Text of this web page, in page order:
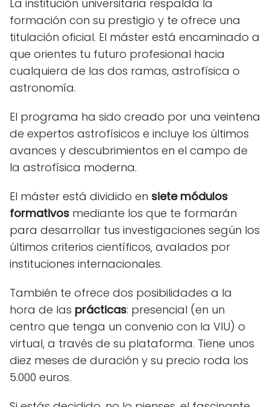
La institución universitaria respalda la
formación con su prestigio y te ofrece una
titulación oficial. El máster está encaminado a
que orientes tu futuro profesional hacia
cualquiera de las dos ramas, astrofísica o
astronomía.
El programa ha sido creado por una veintena
de expertos astrofísicos e incluye los últimos
avances y descubrimientos en el campo de
la astrofísica moderna.
El máster está dividido en siete módulos
formativos mediante los que te formarán
para desarrollar tus investigaciones según los
últimos criterios científicos, avalados por
instituciones internacionales.
También te ofrece dos posibilidades a la
hora de las prácticas: presencial (en un
centro que tenga un convenio con la VIU) o
virtual, a través de su plataforma. Tiene unos
diez meses de duración y su precio roda los
5.000 euros.